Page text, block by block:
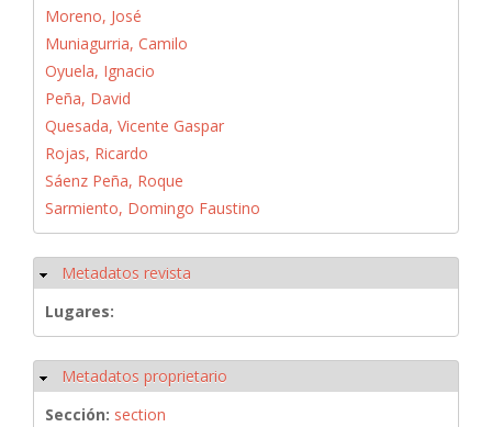
Moreno, José
Muniagurria, Camilo
Oyuela, Ignacio
Peña, David
Quesada, Vicente Gaspar
Rojas, Ricardo
Sáenz Peña, Roque
Sarmiento, Domingo Faustino
Ocultar
Metadatos revista
Lugares:
Ocultar
Metadatos proprietario
Sección: section